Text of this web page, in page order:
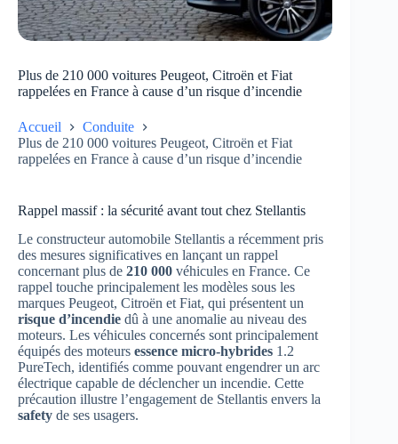
Plus de 210 000 voitures Peugeot, Citroën et Fiat
rappelées en France à cause d’un risque d’incendie
Accueil
Conduite
Plus de 210 000 voitures Peugeot, Citroën et Fiat
rappelées en France à cause d’un risque d’incendie
Rappel massif : la sécurité avant tout chez Stellantis
Le constructeur automobile Stellantis a récemment pris
des mesures significatives en lançant un rappel
concernant plus de 210 000 véhicules en France. Ce
rappel touche principalement les modèles sous les
marques Peugeot, Citroën et Fiat, qui présentent un
risque d’incendie dû à une anomalie au niveau des
moteurs. Les véhicules concernés sont principalement
équipés des moteurs essence micro-hybrides 1.2
PureTech, identifiés comme pouvant engendrer un arc
électrique capable de déclencher un incendie. Cette
précaution illustre l’engagement de Stellantis envers la
safety de ses usagers.